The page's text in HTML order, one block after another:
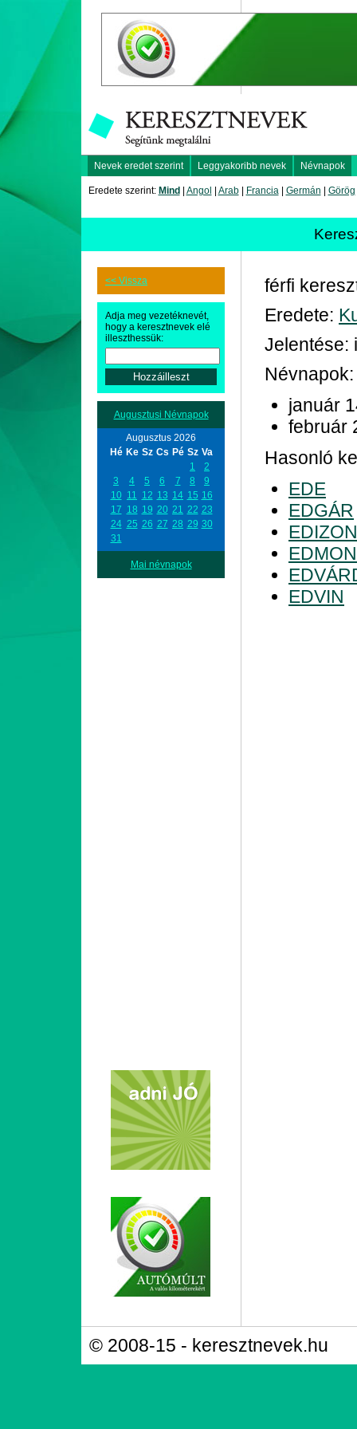
Nevek eredet szerint Leggyakoribb nevek Névnapok
Eredete szerint: Mind Angol Arab| Francia| Germán Görög
<< Vissza
Adja meg vezetéknevét,
hogy a keresztnevek elé
illeszthessük:
Augusztusi Névnapok
Augusztus 2026
Hé Ke Sz Cs Pé Sz Va
1
2
3
4 5 6 7 8
9
10 11 12 13 14 15 16
17 18 19 20 21 22 23
24 25 26 27 28 29 30
31
Mai névnapok
férfi
Eredete:
Jelentése:
Névnapok:
január
február
Hasonló
EDE
EDGÁR
EDIZON
EDVIN
© 2008-15 - keresztnevek.hu